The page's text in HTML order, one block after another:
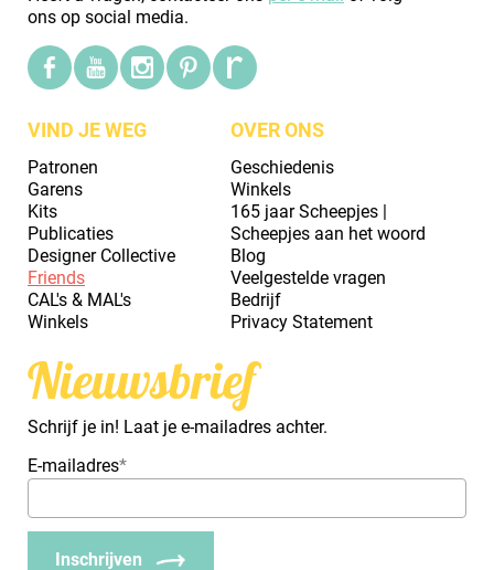
ons op social media.
VIND JE WEG
Patronen
Garens
Kits
Publicaties
Designer Collective
Friends
CAL's & MAL's
Winkels
OVER ONS
Geschiedenis
Winkels
165 jaar Scheepjes |
Scheepjes aan het woord
Blog
Veelgestelde vragen
Bedrijf
Privacy Statement
Nieuwsbrief
Schrijf je in! Laat je e-mailadres achter.
E-mailadres*
Inschrijven